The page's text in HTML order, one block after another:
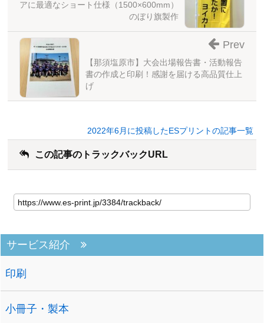
アに最適なショート仕様（1500×600mm）
のぼり旗製作
【那須塩原市】大会出場報告書・活動報告
書の作成と印刷！感謝を届ける高品質仕上
げ
Prev
2022年6月に投稿したESプリントの記事一覧
この記事のトラックバックURL
サービス紹介
印刷
小冊子・製本